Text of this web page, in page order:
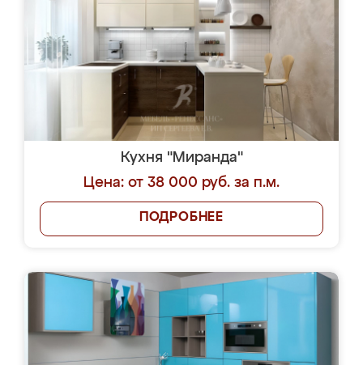
Кухня "Миранда"
Цена: от 38 000 руб. за п.м.
ПОДРОБНЕЕ